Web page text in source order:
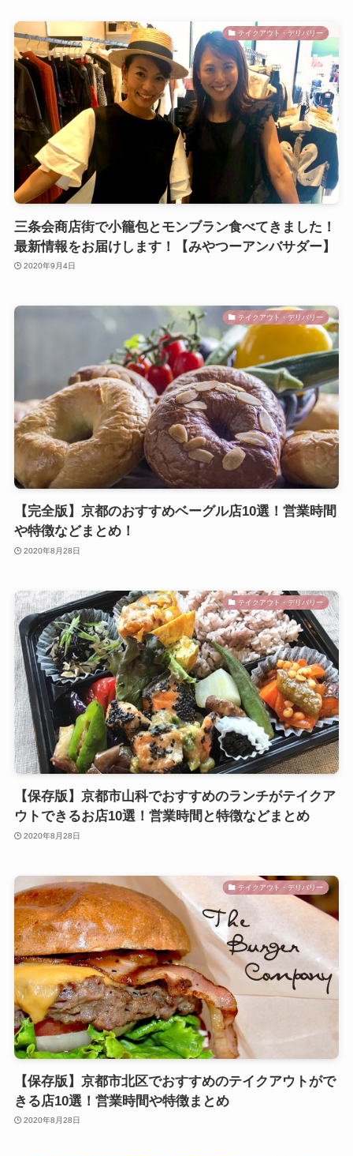
テイクアウト・デリバリー
三条会商店街で小籠包とモンブラン食べてきました！
最新情報をお届けします！【みやつーアンバサダー】
2020年9月4日
テイクアウト・デリバリー
【完全版】京都のおすすめベーグル店10選！営業時間
や特徴などまとめ！
2020年8月28日
テイクアウト・デリバリー
【保存版】京都市山科でおすすめのランチがテイクア
ウトできるお店10選！営業時間と特徴などまとめ
2020年8月28日
テイクアウト・デリバリー
【保存版】京都市北区でおすすめのテイクアウトがで
きる店10選！営業時間や特徴まとめ
2020年8月28日